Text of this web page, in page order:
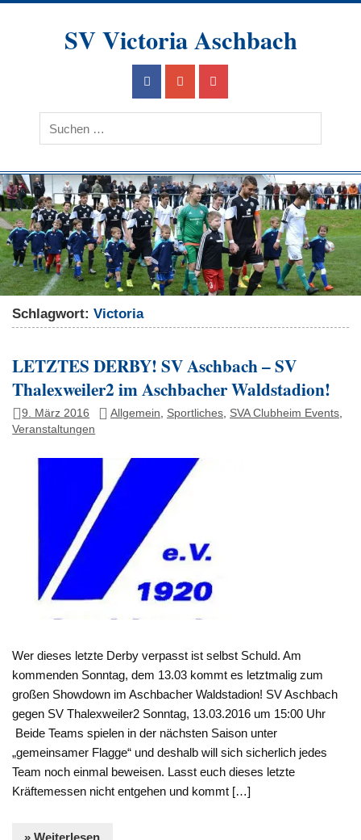
Skip
SV Victoria Aschbach
Ein Verein im Herzen des Saarlandes
Schlagwort:Victoria
LETZTES DERBY! SV Aschbach – SV
Thalexweiler2 im Aschbacher Waldstadion!
9. März 2016 Allgemein, Sportliches, SVA Clubheim Events,
Veranstaltungen
Wer dieses letzte Derby verpasst ist selbst Schuld. Am
kommenden Sonntag, dem 13.03 kommt es letztmalig zum
großen Showdown im Aschbacher Waldstadion! SV Aschbach
gegen SV Thalexweiler2 Sonntag, 13.03.2016 um 15:00 Uhr
Beide Teams spielen in der nächsten Saison unter
„gemeinsamer Flagge“ und deshalb will sich sicherlich jedes
Team noch einmal beweisen. Lasst euch dieses letzte
Kräftemessen nicht entgehen und kommt […]
» Weiterlesen